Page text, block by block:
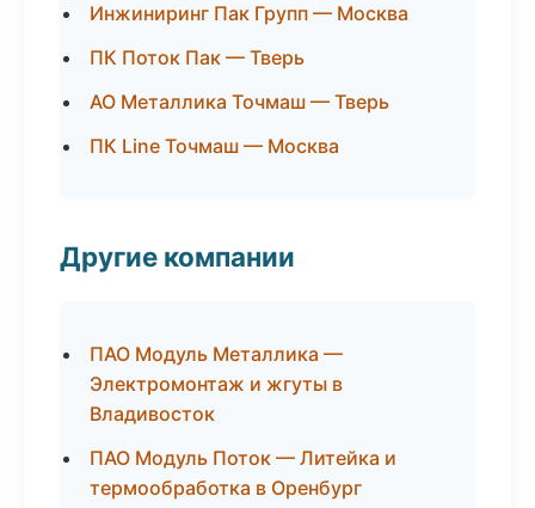
Инжиниринг Пак Групп — Москва
ПК Поток Пак — Тверь
АО Металлика Точмаш — Тверь
ПК Line Точмаш — Москва
Другие компании
ПАО Модуль Металлика —
Электромонтаж и жгуты в
Владивосток
ПАО Модуль Поток — Литейка и
термообработка в Оренбург